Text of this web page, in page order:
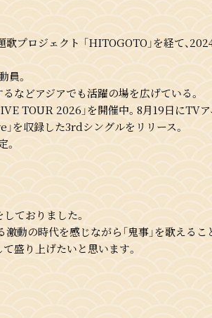
歌プロジェクト 「HITOGOTO」を経て、
員。
などアジアでも活躍の場を広げている。
TOUR 2026」を開催中。8月19日にTVア
」を収録した3rdシングルをリリース。
ておりました。
動の時代を感じながら「鬼事」を歌える
盛り上げたいと思います。
活動を行う地球外生命体。